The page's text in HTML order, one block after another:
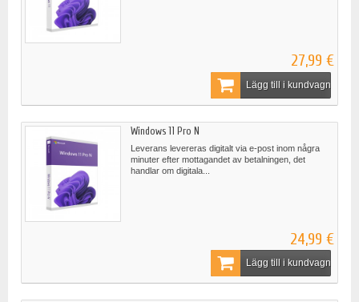
27,99 €
Lägg till i kundvagn
Windows 11 Pro N
Leverans levereras digitalt via e-post inom några
minuter efter mottagandet av betalningen, det
handlar om digitala...
24,99 €
Lägg till i kundvagn